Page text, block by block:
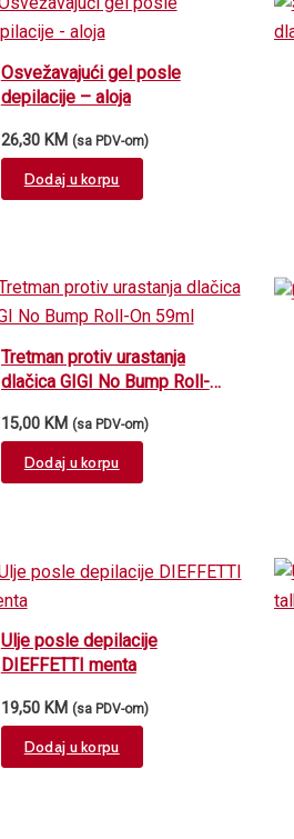
options
may
chosen
the
Osvežavajući gel posle
depilacije – aloja
26,30 KM (sa PDV-om)
Dodaj u korpu
Tretman protiv urastanja
dlačica GIGI No Bump Roll-
15,00 KM (sa PDV-om)
Dodaj u korpu
Ulje posle depilacije
DIEFFETTI menta
19,50 KM (sa PDV-om)
Dodaj u korpu